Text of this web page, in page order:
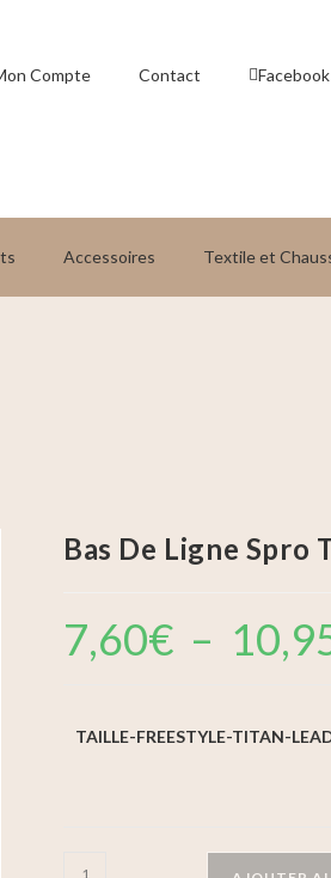
Compte Contact Facebook
Accessoires Textile et
Bas De Ligne Spro
7,60€ –
TAILLE-FREESTYLE-TITAN-